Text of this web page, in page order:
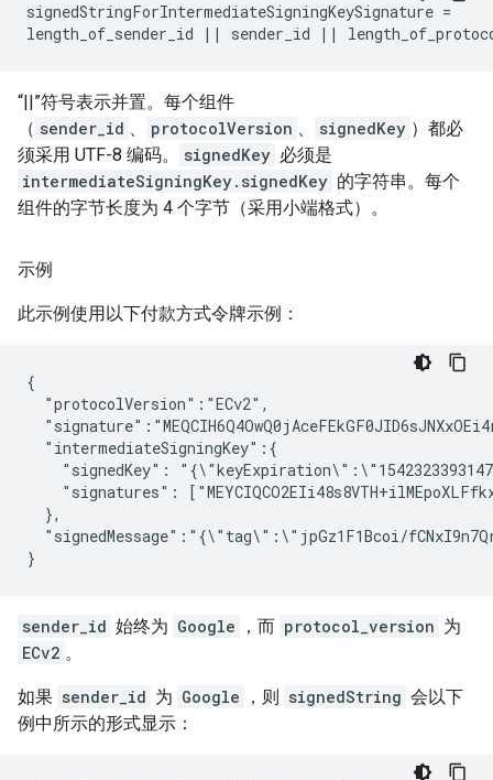
signedStringForIntermediateSigningKeySignature =
length_of_sender_id || sender_id ||
“||”符号表示并置。每个组件
（ sender_id 、 protocolVersion 、 signedKey ）都必
须采用 UTF-8 编码。
signedKey 必须是
intermediateSigningKey.signedKey 的字符串。每个
组件的字节长度为 4 个字节（采用小端格式）。
示例
此示例使用以下付款方式令牌示例：
{
  "protocolVersion":"ECv2",
  "intermediateSigningKey":{
"signedKey":
"signatures":
  },
"signedMessage":"{\"tag\":\"jpGz1F1Bcoi/
}
sender_id 始终为 Google ，而 protocol_version 为
ECv2 。
如果 sender_id 为 Google ，则 signedString 会以下
例中所示的形式显示：